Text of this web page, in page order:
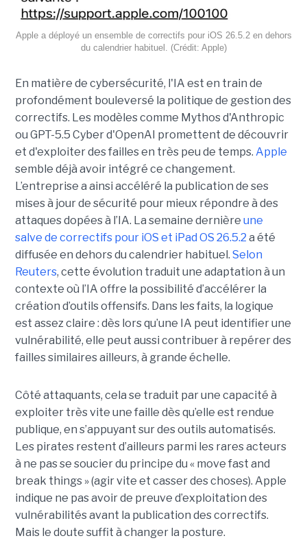
Apple a déployé un ensemble de correctifs pour iOS 26.5.2 en dehors
du calendrier habituel. (Crédit: Apple)
En matière de cybersécurité, l'IA est en train de
profondément bouleversé la politique de gestion des
correctifs. Les modèles comme Mythos d'Anthropic
ou GPT-5.5 Cyber d'OpenAI promettent de découvrir
et d'exploiter des failles en très peu de temps. Apple
semble déjà avoir intégré ce changement.
L’entreprise a ainsi accéléré la publication de ses
mises à jour de sécurité pour mieux répondre à des
attaques dopées à l’IA. La semaine dernière une
salve de correctifs pour iOS et iPad OS 26.5.2 a été
diffusée en dehors du calendrier habituel. Selon
Reuters, cette évolution traduit une adaptation à un
contexte où l’IA offre la possibilité d’accélérer la
création d’outils offensifs. Dans les faits, la logique
est assez claire : dès lors qu’une IA peut identifier une
vulnérabilité, elle peut aussi contribuer à repérer des
failles similaires ailleurs, à grande échelle.
Côté attaquants, cela se traduit par une capacité à
exploiter très vite une faille dès qu’elle est rendue
publique, en s’appuyant sur des outils automatisés.
Les pirates restent d’ailleurs parmi les rares acteurs
à ne pas se soucier du principe du « move fast and
break things » (agir vite et casser des choses). Apple
indique ne pas avoir de preuve d’exploitation des
vulnérabilités avant la publication des correctifs.
Mais le doute suffit à changer la posture.